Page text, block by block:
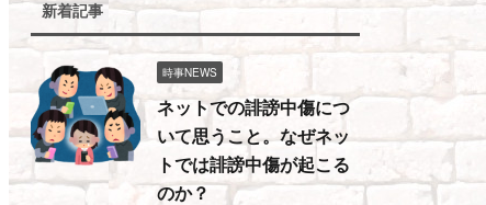
新着記事
時事NEWS
ネットでの誹謗中傷につ
いて思うこと。なぜネッ
トでは誹謗中傷が起こる
のか？